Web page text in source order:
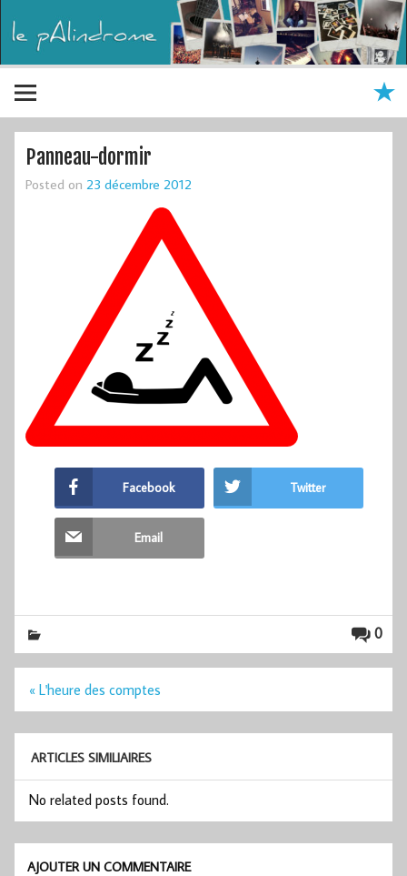
Panneau-dormir
Posted on 23 décembre 2012
Facebook Twitter
Email
0
Navigation
« L'heure des comptes
ARTICLES SIMILIAIRES
No related posts found.
AJOUTER UN COMMENTAIRE